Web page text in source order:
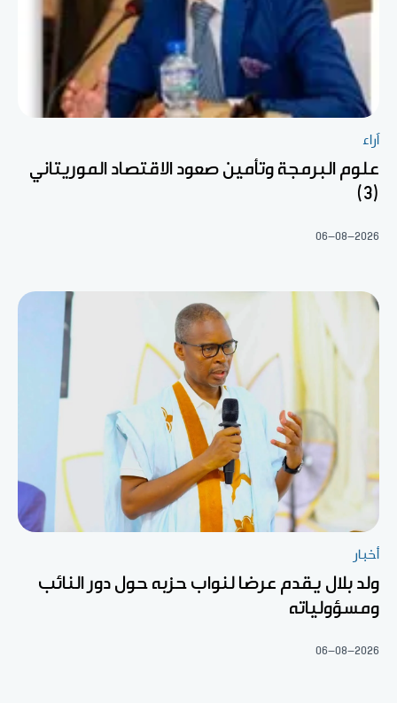
آراء
علوم البرمجة وتأمين صعود الاقتصاد الموريتاني
(3)
06-08-2026
أخبار
ولد بلال يقدم عرضا لنواب حزبه حول دور النائب
ومسؤولياته
06-08-2026